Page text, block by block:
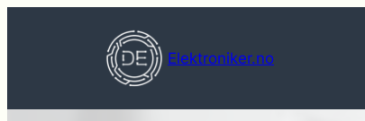
Elektroniker.no